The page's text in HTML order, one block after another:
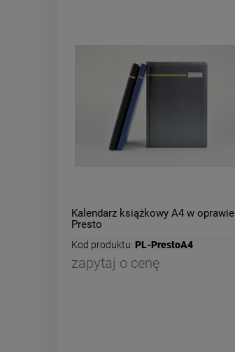
Kalendarz książkowy A4 w oprawie
Presto
Kod produktu: PL-PrestoA4
zapytaj o cenę